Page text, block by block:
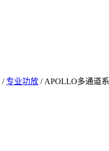
/ 专业功放 / APOLLO多通道